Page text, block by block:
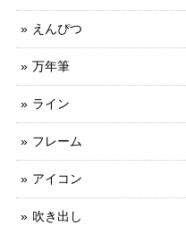
えんぴつ
万年筆
ライン
フレーム
アイコン
吹き出し